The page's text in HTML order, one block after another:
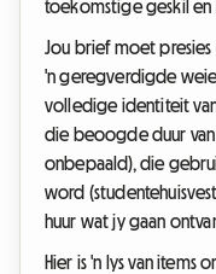
toekomstige geskil
Jou brief moet
'n geregverdigde
volledige identiteit
die beoogde duur
onbepaald), die
word
huur wat jy gaan
Hier is 'n lys van items